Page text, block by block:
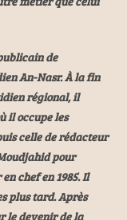
de
An-Nasr. À la fin
régional, il
il occupe les
celle de rédacteur
pour
chef en 1985. Il
plus tard. Après
le devenir de la